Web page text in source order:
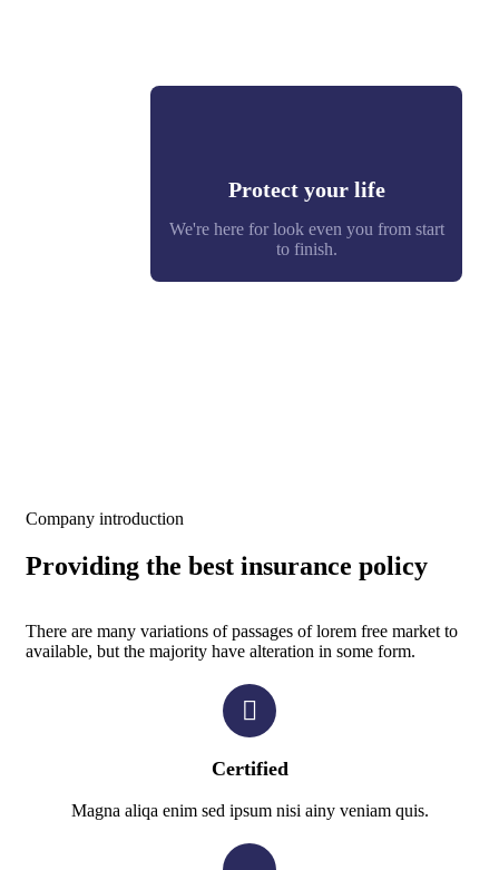
Protect your life
We're here for look even you from start
to finish.
Company introduction
Providing the best insurance policy
There are many variations of passages of lorem free market to
available, but the majority have alteration in some form.
Certified
Magna aliqa enim sed ipsum nisi ainy veniam quis.